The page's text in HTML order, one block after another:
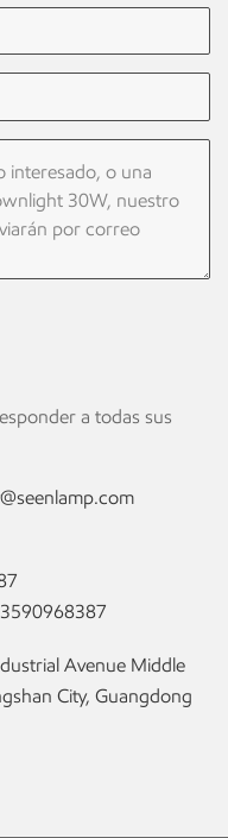
a todas sus
Avenue Middle
City, Guangdong